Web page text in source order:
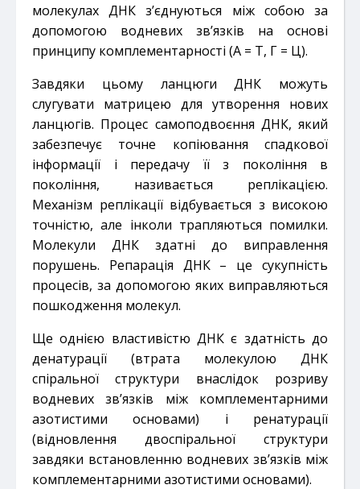
молекулах ДНК з’єднуються між собою за
допомогою водневих зв’язків на основі
принципу комплементарності (А = Т, Г = Ц).
Завдяки цьому ланцюги ДНК можуть
слугувати матрицею для утворення нових
ланцюгів. Процес самоподвоєння ДНК, який
забезпечує точне копіювання спадкової
інформації і передачу її з покоління в
покоління, називається реплікацією.
Механізм реплікації відбувається з високою
точністю, але інколи трапляються помилки.
Молекули ДНК здатні до виправлення
порушень. Репарація ДНК – це сукупність
процесів, за допомогою яких виправляються
пошкодження молекул.
Ще однією властивістю ДНК є здатність до
денатурації (втрата молекулою ДНК
спіральної структури внаслідок розриву
водневих зв’язків між комплементарними
азотистими основами) і ренатурації
(відновлення двоспіральної структури
завдяки встановленню водневих зв’язків між
комплементарними азотистими основами).